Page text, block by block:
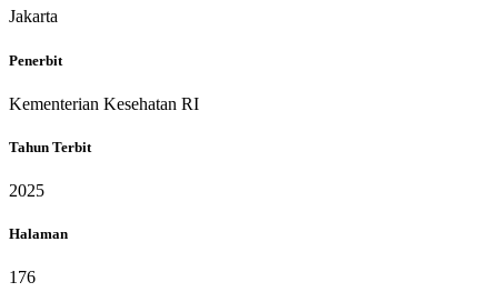
Jakarta
Penerbit
Kementerian Kesehatan RI
Tahun Terbit
2025
Halaman
176